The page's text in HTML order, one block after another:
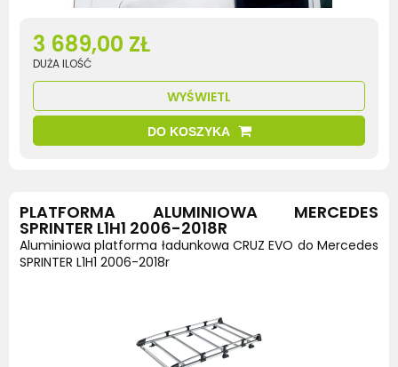
3 689,00 ZŁ
DUŻA ILOŚĆ
WYŚWIETL
DO KOSZYKA
PLATFORMA ALUMINIOWA MERCEDES
SPRINTER L1H1 2006-2018R
Aluminiowa platforma ładunkowa CRUZ EVO do Mercedes
SPRINTER L1H1 2006-2018r